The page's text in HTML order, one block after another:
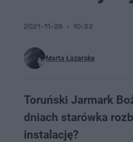
Marta Łazarska
2021-11-29 10:32
Toruński Jarmark
dniach starówka
instalację?